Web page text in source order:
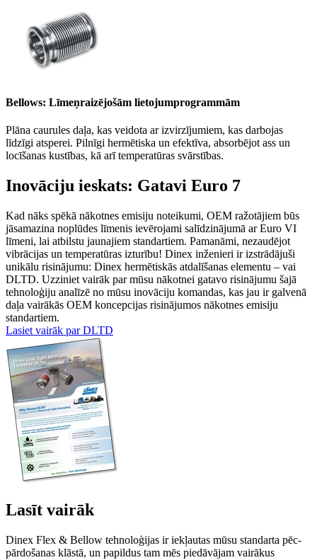
Bellows: Līmeņraizējošām lietojumprogrammām
Plāna caurules daļa, kas veidota ar izvirzījumiem, kas darbojas
līdzīgi atsperei. Pilnīgi hermētiska un efektīva, absorbējot ass un
locīšanas kustības, kā arī temperatūras svārstības.
Inovāciju ieskats: Gatavi Euro 7
Kad nāks spēkā nākotnes emisiju noteikumi, OEM ražotājiem būs
jāsamazina noplūdes līmenis ievērojami salīdzinājumā ar Euro VI
līmeni, lai atbilstu jaunajiem standartiem. Pamanāmi, nezaudējot
vibrācijas un temperatūras izturību! Dinex inženieri ir izstrādājuši
unikālu risinājumu: Dinex hermētiskās atdalīšanas elementu – vai
DLTD. Uzziniet vairāk par mūsu nākotnei gatavo risinājumu šajā
tehnoloģiju analīzē no mūsu inovāciju komandas, kas jau ir galvenā
daļa vairākās OEM koncepcijas risinājumos nākotnes emisiju
standartiem.
Lasiet vairāk par DLTD
Lasīt vairāk
Dinex Flex & Bellow tehnoloģijas ir iekļautas mūsu standarta pēc-
pārdošanas klāstā, un papildus tam mēs piedāvājam vairākus